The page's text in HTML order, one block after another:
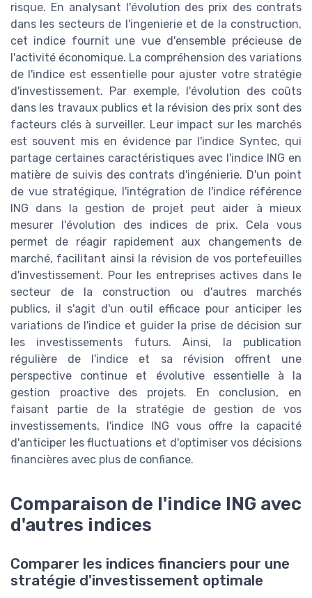
risque. En analysant l'évolution des prix des contrats
dans les secteurs de l'ingenierie et de la construction,
cet indice fournit une vue d'ensemble précieuse de
l'activité économique. La compréhension des variations
de l'indice est essentielle pour ajuster votre stratégie
d'investissement. Par exemple, l'évolution des coûts
dans les travaux publics et la révision des prix sont des
facteurs clés à surveiller. Leur impact sur les marchés
est souvent mis en évidence par l'indice Syntec, qui
partage certaines caractéristiques avec l'indice ING en
matière de suivis des contrats d'ingénierie. D'un point
de vue stratégique, l'intégration de l'indice référence
ING dans la gestion de projet peut aider à mieux
mesurer l'évolution des indices de prix. Cela vous
permet de réagir rapidement aux changements de
marché, facilitant ainsi la révision de vos portefeuilles
d'investissement. Pour les entreprises actives dans le
secteur de la construction ou d'autres marchés
publics, il s'agit d'un outil efficace pour anticiper les
variations de l'indice et guider la prise de décision sur
les investissements futurs. Ainsi, la publication
régulière de l'indice et sa révision offrent une
perspective continue et évolutive essentielle à la
gestion proactive des projets. En conclusion, en
faisant partie de la stratégie de gestion de vos
investissements, l'indice ING vous offre la capacité
d'anticiper les fluctuations et d'optimiser vos décisions
financières avec plus de confiance.
Comparaison de l'indice ING avec
d'autres indices
Comparer les indices financiers pour une
stratégie d'investissement optimale